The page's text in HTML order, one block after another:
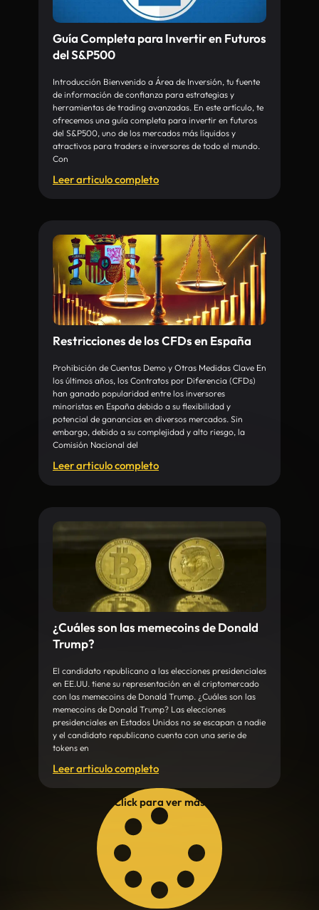
Guía Completa para Invertir en Futuros
del S&P500
Introducción Bienvenido a Área de Inversión, tu fuente
de información de confianza para estrategias y
herramientas de trading avanzadas. En este artículo, te
ofrecemos una guía completa para invertir en futuros
del S&P500, uno de los mercados más líquidos y
atractivos para traders e inversores de todo el mundo.
Con
Leer articulo completo
Restricciones de los CFDs en España
Prohibición de Cuentas Demo y Otras Medidas Clave En
los últimos años, los Contratos por Diferencia (CFDs)
han ganado popularidad entre los inversores
minoristas en España debido a su flexibilidad y
potencial de ganancias en diversos mercados. Sin
embargo, debido a su complejidad y alto riesgo, la
Comisión Nacional del
Leer articulo completo
¿Cuáles son las memecoins de Donald
Trump?
El candidato republicano a las elecciones presidenciales
en EE.UU. tiene su representación en el criptomercado
con las memecoins de Donald Trump. ¿Cuáles son las
memecoins de Donald Trump? Las elecciones
presidenciales en Estados Unidos no se escapan a nadie
y el candidato republicano cuenta con una serie de
tokens en
Leer articulo completo
Click para ver más